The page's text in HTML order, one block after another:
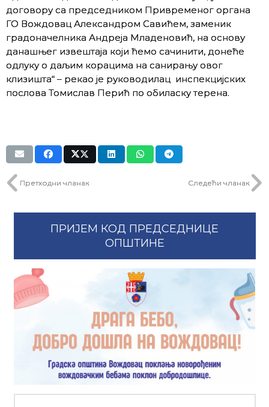
договору са председником Привременог органа
ГО Вождовац Александром Савићем, заменик
градоначелника Андреја Младеновић, на основу
данашњег извештаја који ћемо сачинити, донеће
одлуку о даљим корацима на санирању овог
клизишта“ – рекао је руководилац инспекцијских
послова Томислав Перић по обиласку терена.
Претходни чланак Следећи чланак
ПРИЈЕМ КОД ПРЕДСЕДНИЦЕ
ОПШТИНЕ